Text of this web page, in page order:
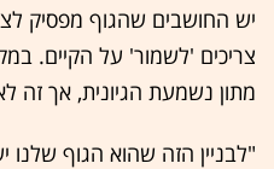
יש החושבים שהגוף מפסיק
צריכים 'לשמור' על הקיים.
מתון נשמעת הגיונית, אך זה
"לבניין הזה שהוא הגוף שלנו